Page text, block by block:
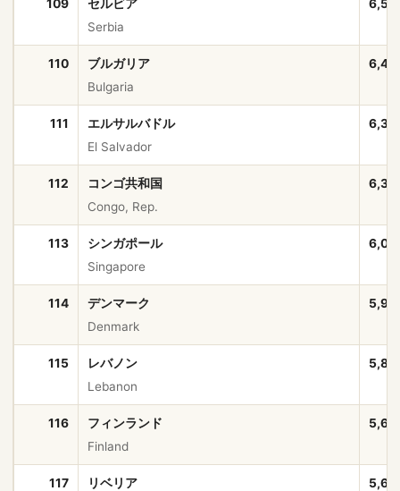
109
セルビア
Serbia
110
ブルガリア
Bulgaria
111
エルサルバドル
El Salvador
112
コンゴ共和国
Congo, Rep.
113
シンガポール
Singapore
114
デンマーク
Denmark
115
レバノン
Lebanon
116
フィンランド
Finland
117
リベリア